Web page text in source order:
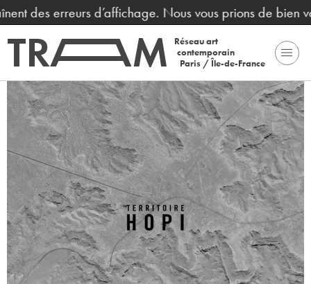
des erreurs d’affichage. Nous vous prions de bien
Réseau art
contemporain
Paris / Île-de-France